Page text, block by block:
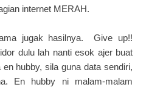
internet MERAH.
jugak hasilnya. Give up!!
dulu lah nanti esok ajer buat
hubby, sila guna data sendiri,
En hubby ni malam-malam